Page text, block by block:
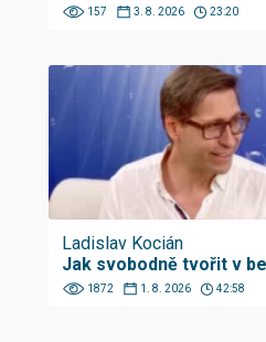
157 3. 8. 2026 23:20
Ladislav Kocián
Jak svobodně tvořit v
1872 1. 8. 2026 42:58